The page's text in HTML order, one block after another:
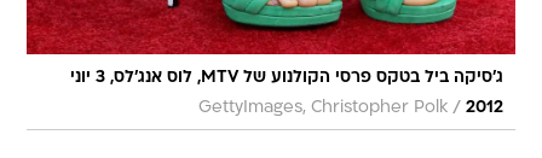
ג'סיקה ביל בטקס פרסי הקולנוע של MTV, לוס אנג'לס, 3 יוני
2012
/
GettyImages, Christopher Polk